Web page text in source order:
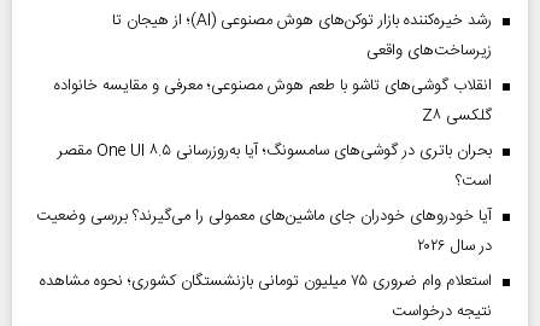
رشد خیره‌کننده بازار توکن‌های هوش مصنوعی (AI)؛ از هیجان تا
زیرساخت‌های واقعی
انقلاب گوشی‌های تاشو‌ با طعم هوش مصنوعی؛ معرفی و مقایسه خانواده
گلکسی Z۸
بحران باتری در گوشی‌های سامسونگ؛ آیا به‌روزرسانی One UI ۸.۵ مقصر
است؟
آیا خودروهای خودران جای ماشین‌های معمولی را می‌گیرند؟ بررسی وضعیت
در سال ۲۰۲۶
استعلام وام ضروری ۷۵ میلیون تومانی بازنشستگان کشوری؛ نحوه مشاهده
نتیجه درخواست